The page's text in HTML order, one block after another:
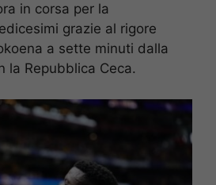
in corsa per la
grazie al rigore
a sette minuti dalla
la Repubblica Ceca.